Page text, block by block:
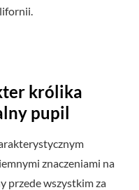
królika
pupil
znaczeniami na
przede wszystkim za